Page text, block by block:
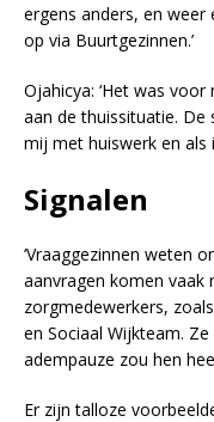
ergens anders, en weer
op via Buurtgezinnen.’
Ojahicya: ‘Het was
aan de thuissituatie. De
mij met huiswerk en als
Signalen
‘Vraaggezinnen weten
aanvragen komen vaak
zorgmedewerkers,
en Sociaal Wijkteam.
adempauze zou hen
Er zijn talloze